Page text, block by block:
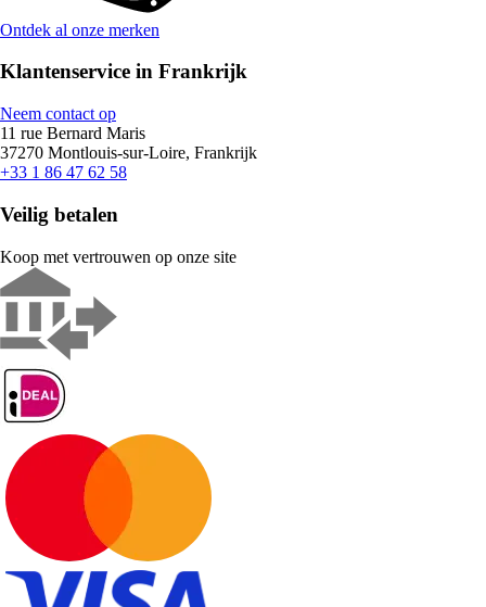
Ontdek al onze merken
Klantenservice in Frankrijk
Neem contact op
11 rue Bernard Maris
37270 Montlouis-sur-Loire, Frankrijk
+33 1 86 47 62 58
Veilig betalen
Koop met vertrouwen op onze site